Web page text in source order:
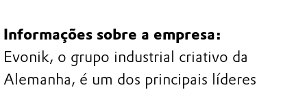
Informações sobre a empresa:
Evonik, o grupo industrial criativo da
Alemanha, é um dos principais líderes